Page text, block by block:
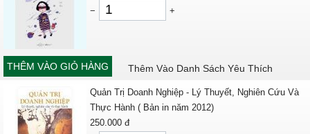
−
+
THÊM VÀO GIỎ HÀNG Thêm Vào Danh Sách Yêu Thích
Quản Trị Doanh Nghiệp - Lý Thuyết, Nghiên Cứu Và
Thực Hành ( Bản in năm 2012)
250.000 đ